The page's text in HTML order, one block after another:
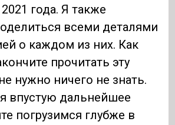
года. Я также
всеми деталями
о каждом из них. Как
прочитать эту
нужно ничего не знать.
впустую дальнейшее
погрузимся глубже в